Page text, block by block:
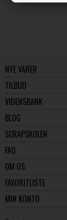
NYE VARER
TILBUD
VIDENSBANK
BLOG
SCRAPSKOLEN
FAQ
OM OS
FAVORITLISTE
MIN KONTO